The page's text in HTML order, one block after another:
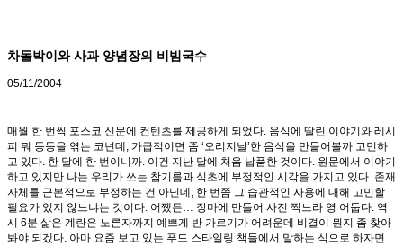
차돌박이와 사과 양념장의 비빔국수
05/11/2004
매월 한 번씩 포스코 신문에 컨텐츠를 제공하게 되었다. 음식에 딸린 이야기와 레시
피 뭐 등등을 엮는 코넌데, 가급적이면 좀 ‘오리지날’한 음식을 만들어볼까 고민하
고 있다. 한 달에 한 번이니까. 이건 지난 달에 처음 납품한 것이다. 원문에서 이야기
하고 있지만 나는 우리가 쓰는 참기름과 식초에 부정적인 시각을 가지고 있다. 존재
자체를 근본적으로 부정하는 건 아닌데, 한 번쯤 그 습관적인 사용에 대해 고민할
필요가 있지 않느냐는 것이다. 어쨌든… 장마에 만들어 사진 찍느라 영 어둡다. 역
시 6분 삶은 계란은 노른자까지 예쁘게 반 가르기가 어려운데 비결이 뭔지 좀 찾아
봐야 되겠다. 아마 요즘 보고 있는 푸드 스타일링 책들에서 말하는 식으로 하자면